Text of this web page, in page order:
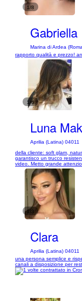
1/8
Gabriella
Marina di Ardea
rapporto qualità e prezzo!
1/6
Luna
Aprilia (Latina) 04011
della cliente: soft glam,
garantisco un trucco
video. Metto grande
1/3
Clara
Aprilia (Latina) 04011
una persona semplice e
canali a disposizione per